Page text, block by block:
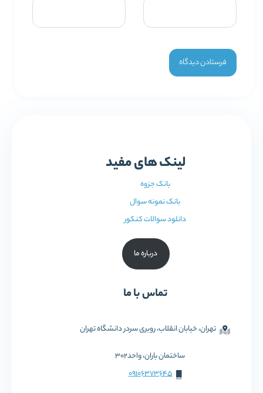
لینک های مفید
بانک جزوه
بانک نمونه سوال
دانلود سوالات کنکور
درباره ما
تماس با ما
تهران، خیابان انقلاب، روبری سردر دانشگاه تهران
ساختمان باران، واحد302
09106373645